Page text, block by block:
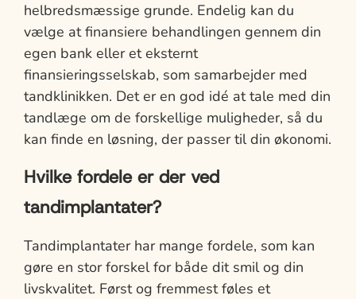
helbredsmæssige grunde. Endelig kan du
vælge at finansiere behandlingen gennem din
egen bank eller et eksternt
finansieringsselskab, som samarbejder med
tandklinikken. Det er en god idé at tale med din
tandlæge om de forskellige muligheder, så du
kan finde en løsning, der passer til din økonomi.
Hvilke fordele er der ved
tandimplantater?
Tandimplantater har mange fordele, som kan
gøre en stor forskel for både dit smil og din
livskvalitet. Først og fremmest føles et